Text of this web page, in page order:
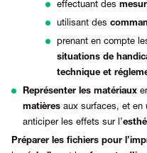
effectuant des
utilisant des
prenant en compte
situations de
technique et
Représenter les matériaux
matières aux surfaces, et en
anticiper les effets sur l’
Préparer les fichiers pour